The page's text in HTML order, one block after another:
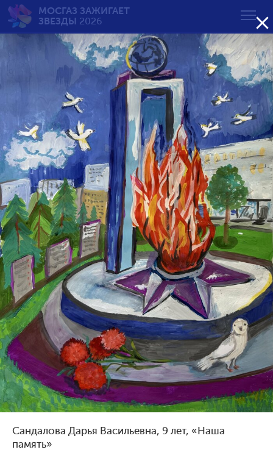
МОСГАЗ ЗАЖИГАЕТ
ЗВЕЗДЫ 2026 
Сандалова Дарья Васильевна, 9 лет, «Наша
память»
Вечный огонь — вечная
память
от 7 до 10 лет
Возрастная группа:
от 7 до 10 лет
от 11 до 14 лет
от 15 до 18 лет
Сортировать по результату:
Голосование жюри
Голосования зрителей
131
1 116
3